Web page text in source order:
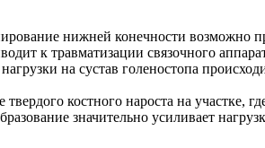
нижней конечности возможно
к травматизации связочного
на сустав голеностопа
костного нароста на участке,
значительно усиливает